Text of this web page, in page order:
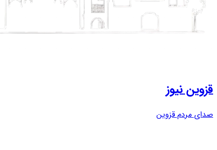
قزوین نیوز
صدای مردم قزوین